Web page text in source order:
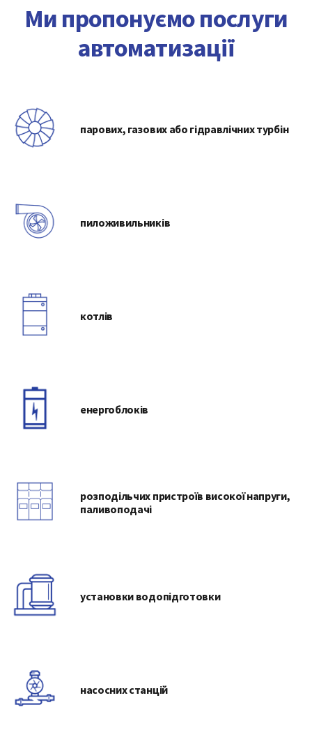
Ми пропонуємо послуги
автоматизації
парових, газових або гідравлічних турбін
пиложивильників
котлів
енергоблоків
розподільчих пристроїв високої напруги,
паливоподачі
установки водопідготовки
насосних станцій